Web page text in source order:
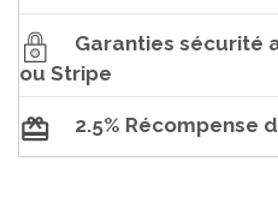
Garanties sécurité
ou Stripe
2.5% Récompense